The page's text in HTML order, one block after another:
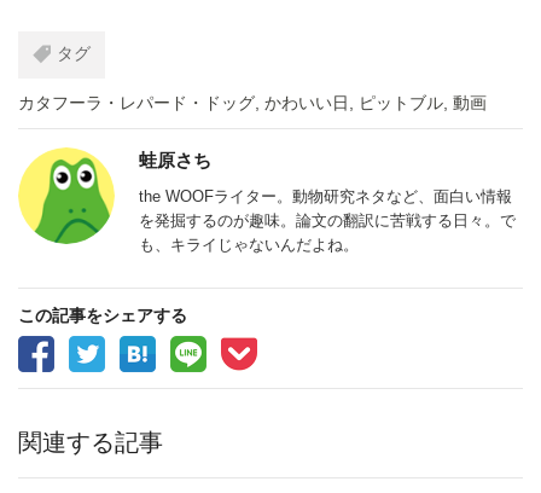
タグ
カタフーラ・レパード・ドッグ かわいい日 ピットブル 動画
蛙原さち
the WOOFライター。動物研究ネタなど、面白い情報
を発掘するのが趣味。論文の翻訳に苦戦する日々。で
も、キライじゃないんだよね。
この記事をシェアする
関連する記事